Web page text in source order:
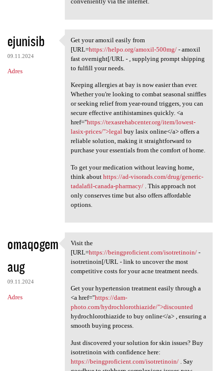
ejunisib
09.11.2024
Adres
Get your amoxil easily from
Get your amoxil easily from
[URL=https://helpo.org/amoxil-500mg/- amoxil
fast overnight[/URL - , supplying prompt shipping
to fulfill your needs.
Keeping allergies at bay is now easier than ever.
Whether you're looking to combat seasonal sniffles
or seeking relief from year-round triggers, you can
secure effective antihistamines quickly. <a
href="https://texasrehabcenter.org/item/lowest-
lasix-prices/">legalbuy lasix online</a> offers a
reliable solution, making it straightforward to
purchase your essentials from the comfort of home.
To get your medication without leaving home,
think about https://ad-visorads.com/drug/generic-
tadalafil-canada-pharmacy/. This approach not
only conserves time but also offers affordable
options.
omaqogem
aug
09.11.2024
Adres
Visit the [URL=https:/
Visit the
[URL=https://beingproficient.com/isotretinoin/-
isotretinoin[/URL - link to uncover the most
competitive costs for your acne treatment needs.
Get your hypertension treatment easily through a
<a href="https://dam-
photo.com/hydrochlorothiazide/">discounted
hydrochlorothiazide to buy online</a> , ensuring a
smooth buying process.
Just discovered your solution for skin issues? Buy
isotretinoin with confidence here:
https://beingproficient.com/isotretinoin/. Say